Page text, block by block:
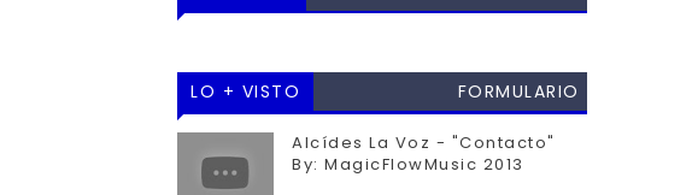
LO + VISTO
FORMULARIO
CONTACTO
Alcídes La Voz - "Contacto"
By: MagicFlowMusic 2013